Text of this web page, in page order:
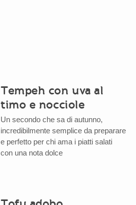
Tempeh con uva al
timo e nocciole
Un secondo che sa di autunno,
incredibilmente semplice da preparare
e perfetto per chi ama i piatti salati
con una nota dolce